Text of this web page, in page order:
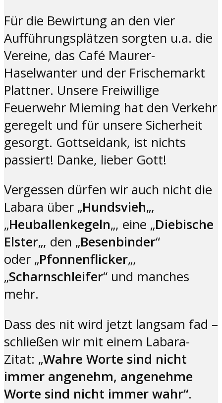
Für die Bewirtung an den vier
Aufführungsplätzen sorgten u.a. die
Vereine, das Café Maurer-
Haselwanter und der Frischemarkt
Plattner. Unsere Freiwillige
Feuerwehr Mieming hat den Verkehr
geregelt und für unsere Sicherheit
gesorgt. Gottseidank, ist nichts
passiert! Danke, lieber Gott!
Vergessen dürfen wir auch nicht die
Labara über „Hundsvieh„,
„Heuballenkegeln„, eine „Diebische
Elster„, den „Besenbinder“
oder „Pfonnenflicker„,
„Scharnschleifer“ und manches
mehr.
Dass des nit wird jetzt langsam fad –
schließen wir mit einem Labara-
Zitat: „Wahre Worte sind nicht
immer angenehm, angenehme
Worte sind nicht immer wahr“.